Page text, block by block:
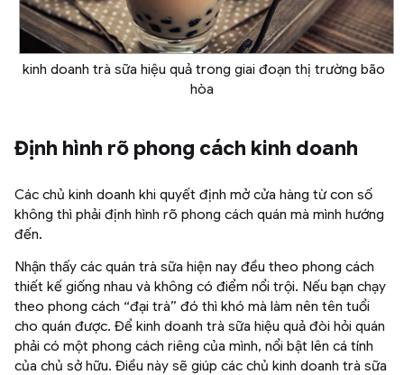
kinh doanh trà sữa hiệu quả trong giai đoạn thị trường bão
hòa
Định hình rõ phong cách kinh doanh
Các chủ kinh doanh khi quyết định mở cửa hàng từ con số
không thì phải định hình rõ phong cách quán mà mình hướng
đến.
Nhận thấy các quán trà sữa hiện nay đều theo phong cách
thiết kế giống nhau và không có điểm nổi trội. Nếu bạn chạy
theo phong cách “đại trà” đó thì khó mà làm nên tên tuổi
cho quán được. Để kinh doanh trà sữa hiệu quả đòi hỏi quán
phải có một phong cách riêng của mình, nổi bật lên cá tính
của chủ sở hữu. Điều này sẽ giúp các chủ kinh doanh trà sữa